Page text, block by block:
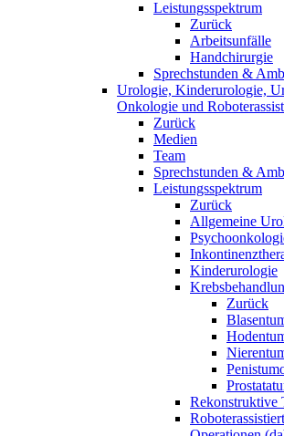
Leistungsspektrum
Zurück
Arbeitsunfälle
Handchirurgie
Sprechstunden &
Urologie, Kinderurologie,
Onkologie und
Zurück
Medien
Team
Sprechstunden &
Leistungsspektrum
Zurück
Allgemeine
Kinderurologie
Zurück
Rekonstruktive